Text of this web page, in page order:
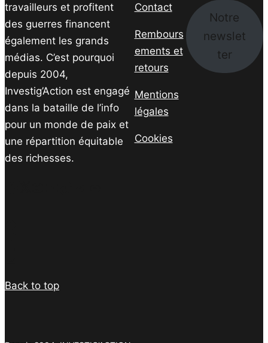
travailleurs et profitent
des guerres financent
également les grands
médias. C’est pourquoi
depuis 2004,
Investig’Action est engagé
dans la bataille de l’info
pour un monde de paix et
une répartition équitable
des richesses.
Contact
Rembours
ements et
retours
Mentions
légales
Cookies
Notre
newslet
ter
Back to top